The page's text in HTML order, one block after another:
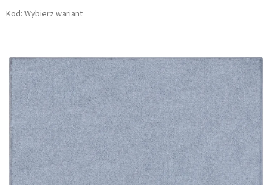
Kod: Wybierz wariant